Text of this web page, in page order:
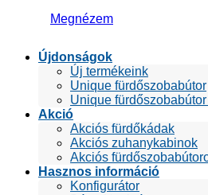
Megnézem
Újdonságok
Új termékeink
Unique fürdőszobabútor
Unique
Akció
Akciós fürdőkádak
Akciós zuhanykabinok
Akciós
Hasznos információ
Konfigurátor